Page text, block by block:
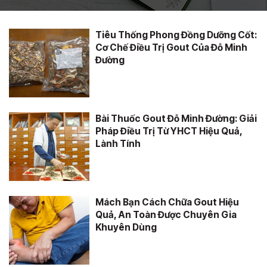
Tiêu Thống Phong Đồng Dưỡng Cốt:
Cơ Chế Điều Trị Gout Của Đỗ Minh
Đường
Bài Thuốc Gout Đỗ Minh Đường: Giải
Pháp Điều Trị Từ YHCT Hiệu Quả,
Lành Tính
Mách Bạn Cách Chữa Gout Hiệu
Quả, An Toàn Được Chuyên Gia
Khuyên Dùng